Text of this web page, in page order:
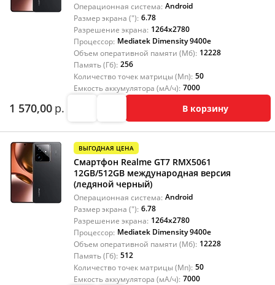
Операционная система: Android
Размер экрана ("): 6.78
Разрешение экрана: 1264x2780
Процессор: Mediatek Dimensity 9400e
Объем оперативной памяти (Мб): 12228
Память (Гб): 256
Количество точек матрицы (Мп): 50
Емкость аккумулятора (мА/ч): 7000
1 570,00 р. В корзину
ВЫГОДНАЯ ЦЕНА
Смартфон Realme GT7 RMX5061
12GB/512GB международная версия
(ледяной черный)
Операционная система: Android
Размер экрана ("): 6.78
Разрешение экрана: 1264x2780
Процессор: Mediatek Dimensity 9400e
Объем оперативной памяти (Мб): 12228
Память (Гб): 512
Количество точек матрицы (Мп): 50
Емкость аккумулятора (мА/ч): 7000